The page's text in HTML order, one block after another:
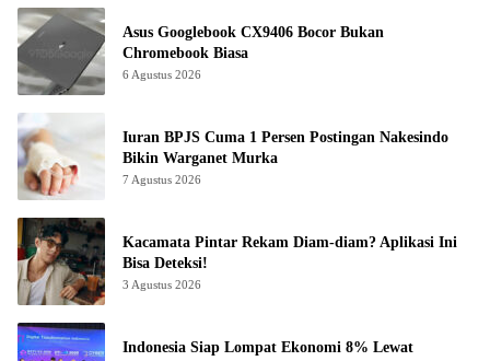
Asus Googlebook CX9406 Bocor Bukan
Chromebook Biasa
6 Agustus 2026
Iuran BPJS Cuma 1 Persen Postingan Nakesindo
Bikin Warganet Murka
7 Agustus 2026
Kacamata Pintar Rekam Diam-diam? Aplikasi Ini
Bisa Deteksi!
3 Agustus 2026
Indonesia Siap Lompat Ekonomi 8% Lewat